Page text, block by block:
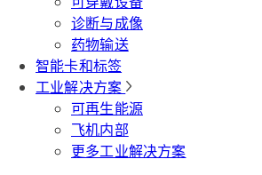
诊断与成像
药物输送
智能卡和标签
工业解决方案
可再生能源
飞机内部
更多工业解决方案